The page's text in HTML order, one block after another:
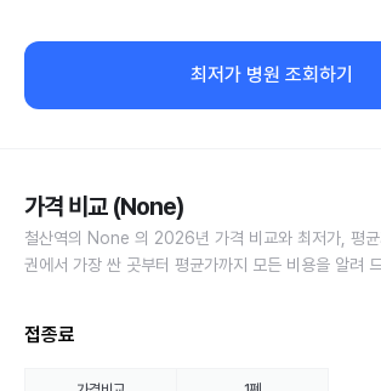
최저가 병원 조회하기
가격 비교 (None)
철산역의 None 의 2026년 가격 비교와 최저가, 평균
권에서 가장 싼 곳부터 평균가까지 모든 비용을 알려
접종료